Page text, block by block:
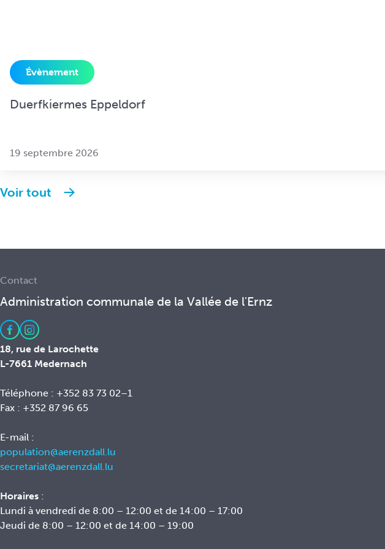
Évènement
Duerfkiermes Eppeldorf
19 septembre 2026
Voir tout
Contact
Administration communale de la Vallée de l'Ernz
18, rue de Larochette
L-7661 Medernach
Téléphone : +352 83 73 02–1
Fax : +352 87 96 65
E-mail :
population@aerenzdall.lu
secretariat@aerenzdall.lu
Horaires :
Lundi à vendredi de 8:00 – 12:00 et de 14:00 – 17:00
Jeudi de 8:00 – 12:00 et de 14:00 – 19:00